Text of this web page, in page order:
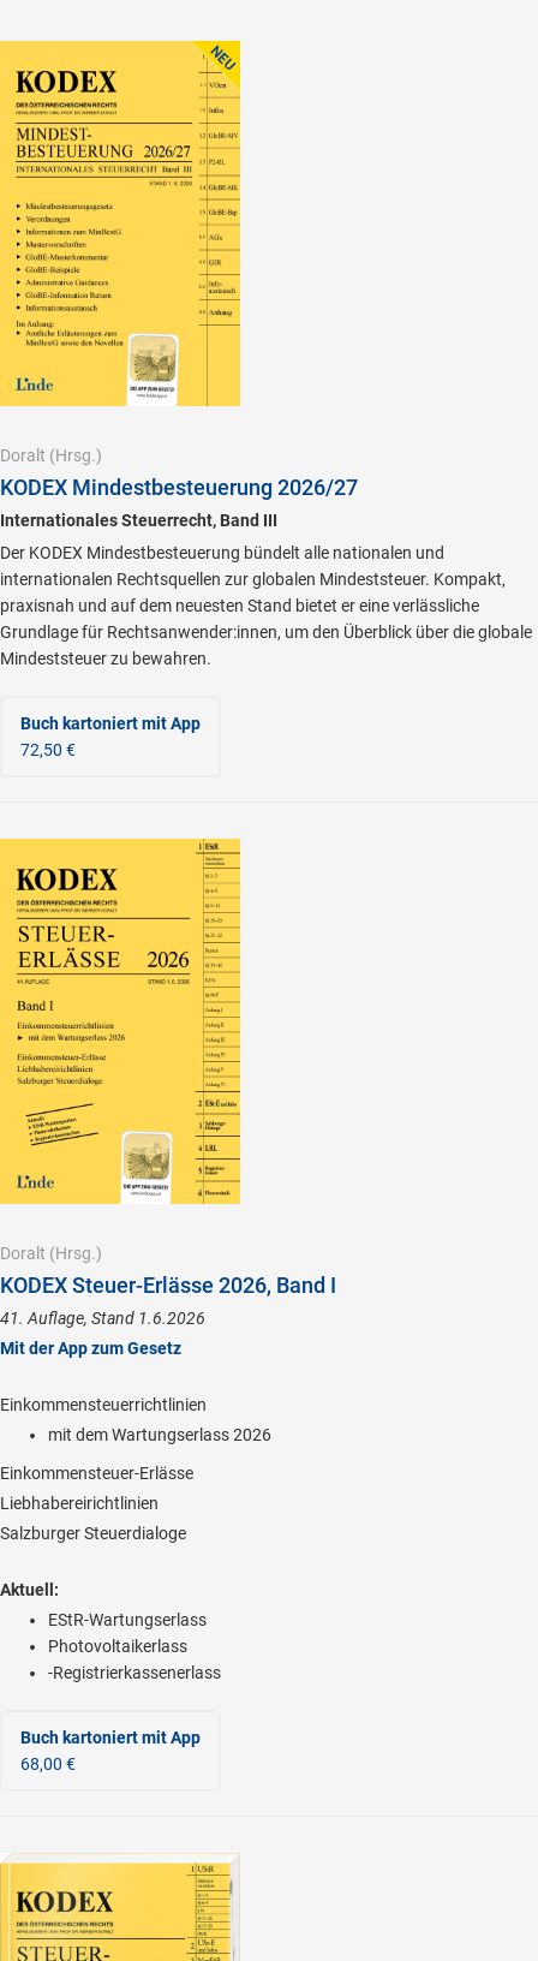
Doralt (Hrsg.)
KODEX Mindestbesteuerung 2026/27
Internationales Steuerrecht, Band III
Der KODEX Mindestbesteuerung bündelt alle nationalen und
internationalen Rechtsquellen zur globalen Mindeststeuer. Kompakt,
praxisnah und auf dem neuesten Stand bietet er eine verlässliche
Grundlage für Rechtsanwender:innen, um den Überblick über die globale
Mindeststeuer zu bewahren.
Buch kartoniertmit App
72,50 €
Doralt (Hrsg.)
KODEX Steuer-Erlässe 2026, Band I
41. Auflage, Stand 1.6.2026
Mit der App zum Gesetz
Einkommensteuerrichtlinien
mit dem Wartungserlass 2026
Einkommensteuer-Erlässe
Liebhabereirichtlinien
Salzburger Steuerdialoge
Aktuell:
EStR-Wartungserlass
Photovoltaikerlass
-Registrierkassenerlass
Buch kartoniertmit App
68,00 €